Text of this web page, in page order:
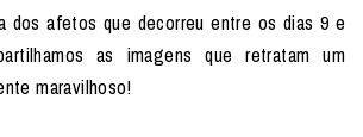
dos afetos que decorreu entre os dias 9 e
as imagens que retratam um
maravilhoso!